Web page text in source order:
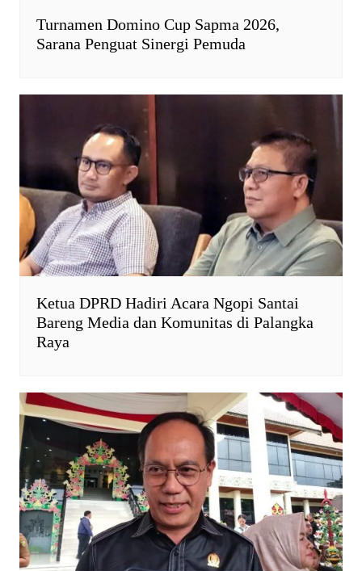
Turnamen Domino Cup Sapma 2026,
Sarana Penguat Sinergi Pemuda
Ketua DPRD Hadiri Acara Ngopi Santai
Bareng Media dan Komunitas di Palangka
Raya